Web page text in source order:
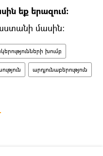
եք երազում:
մասին։
խումբ
արդյունաբերություն